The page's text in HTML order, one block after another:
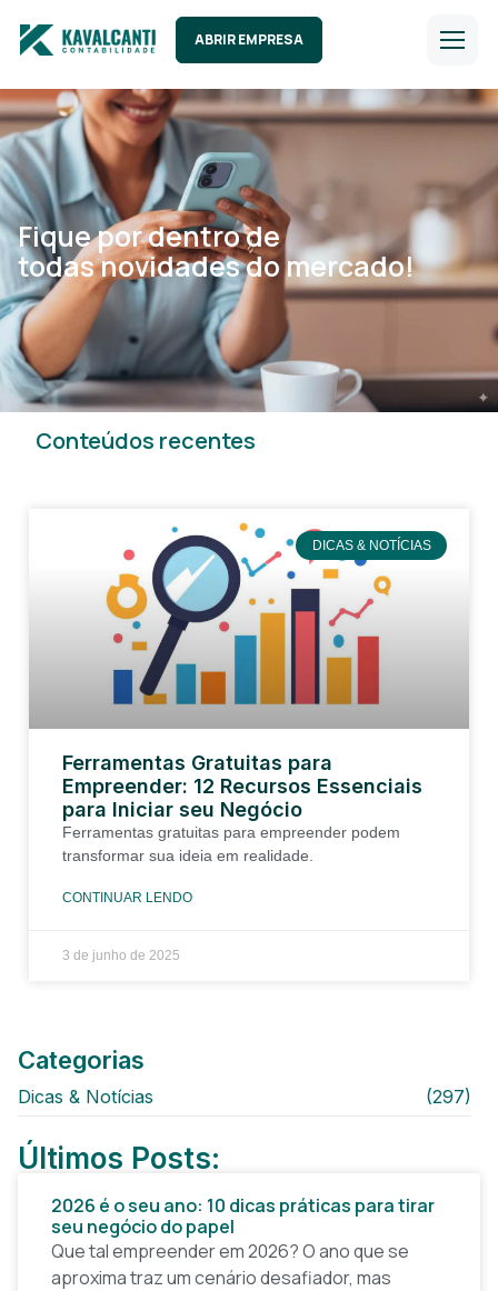
ABRIR EMPRESA
Fique por dentro de
todas novidades do mercado!
Conteúdos recentes
DICAS & NOTÍCIAS
Ferramentas Gratuitas para
Empreender: 12 Recursos Essenciais
para Iniciar seu Negócio
Ferramentas gratuitas para empreender podem
transformar sua ideia em realidade.
CONTINUAR LENDO
3 de junho de 2025
Categorias
Dicas & Notícias (297)
Últimos Posts:
2026 é o seu ano: 10 dicas práticas para tirar
seu negócio do papel
Que tal empreender em 2026? O ano que se
aproxima traz um cenário desafiador, mas